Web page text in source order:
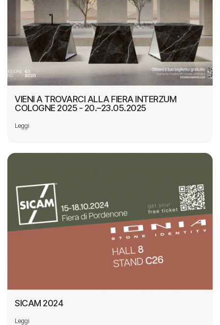
VIENI A TROVARCI ALLA FIERA INTERZUM
COLOGNE 2025 - 20.–23.05.2025
Leggi
SICAM 2024
Leggi